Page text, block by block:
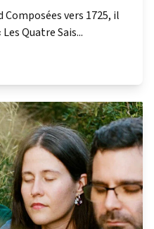
Composées vers 1725, il
Quatre Sais...